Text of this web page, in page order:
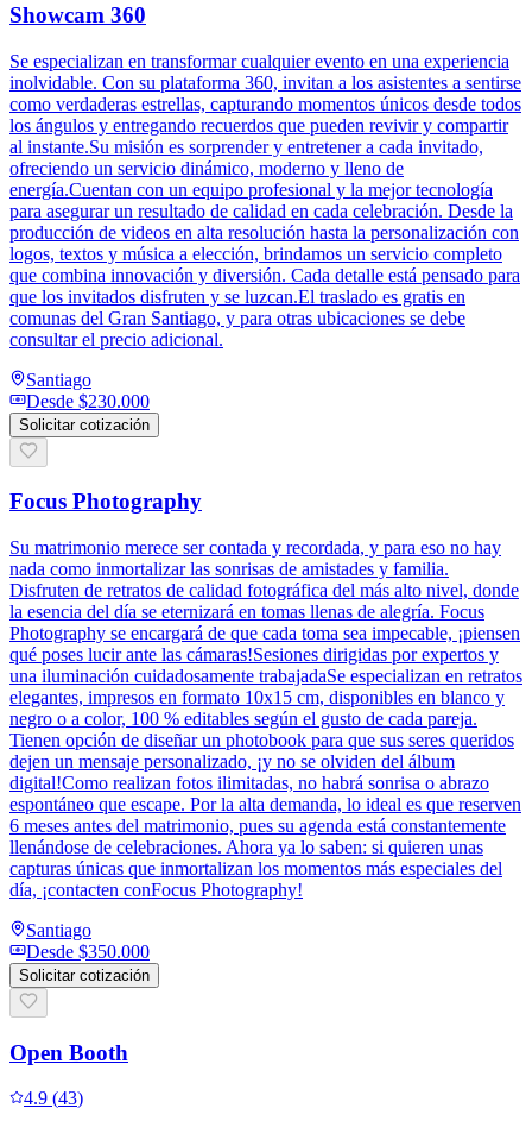
Showcam 360
Se especializan en transformar cualquier evento en una experiencia
inolvidable. Con su plataforma 360, invitan a los asistentes a sentirse
como verdaderas estrellas, capturando momentos únicos desde todos
los ángulos y entregando recuerdos que pueden revivir y compartir
al instante.Su misión es sorprender y entretener a cada invitado,
ofreciendo un servicio dinámico, moderno y lleno de
energía.Cuentan con un equipo profesional y la mejor tecnología
para asegurar un resultado de calidad en cada celebración. Desde la
producción de videos en alta resolución hasta la personalización con
logos, textos y música a elección, brindamos un servicio completo
que combina innovación y diversión. Cada detalle está pensado para
que los invitados disfruten y se luzcan.El traslado es gratis en
comunas del Gran Santiago, y para otras ubicaciones se debe
consultar el precio adicional.
Santiago
Desde $230.000
Solicitar cotización
Focus Photography
Su matrimonio merece ser contada y recordada, y para eso no hay
nada como inmortalizar las sonrisas de amistades y familia.
Disfruten de retratos de calidad fotográfica del más alto nivel, donde
la esencia del día se eternizará en tomas llenas de alegría. Focus
Photography se encargará de que cada toma sea impecable, ¡piensen
qué poses lucir ante las cámaras!Sesiones dirigidas por expertos y
una iluminación cuidadosamente trabajadaSe especializan en retratos
elegantes, impresos en formato 10x15 cm, disponibles en blanco y
negro o a color, 100 % editables según el gusto de cada pareja.
Tienen opción de diseñar un photobook para que sus seres queridos
dejen un mensaje personalizado, ¡y no se olviden del álbum
digital!Como realizan fotos ilimitadas, no habrá sonrisa o abrazo
espontáneo que escape. Por la alta demanda, lo ideal es que reserven
6 meses antes del matrimonio, pues su agenda está constantemente
llenándose de celebraciones. Ahora ya lo saben: si quieren unas
capturas únicas que inmortalizan los momentos más especiales del
día, ¡contacten conFocus Photography!
Santiago
Desde $350.000
Solicitar cotización
Open Booth
4.9 (43)